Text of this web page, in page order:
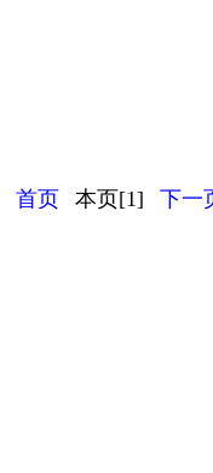
首页 本页[1]
下一